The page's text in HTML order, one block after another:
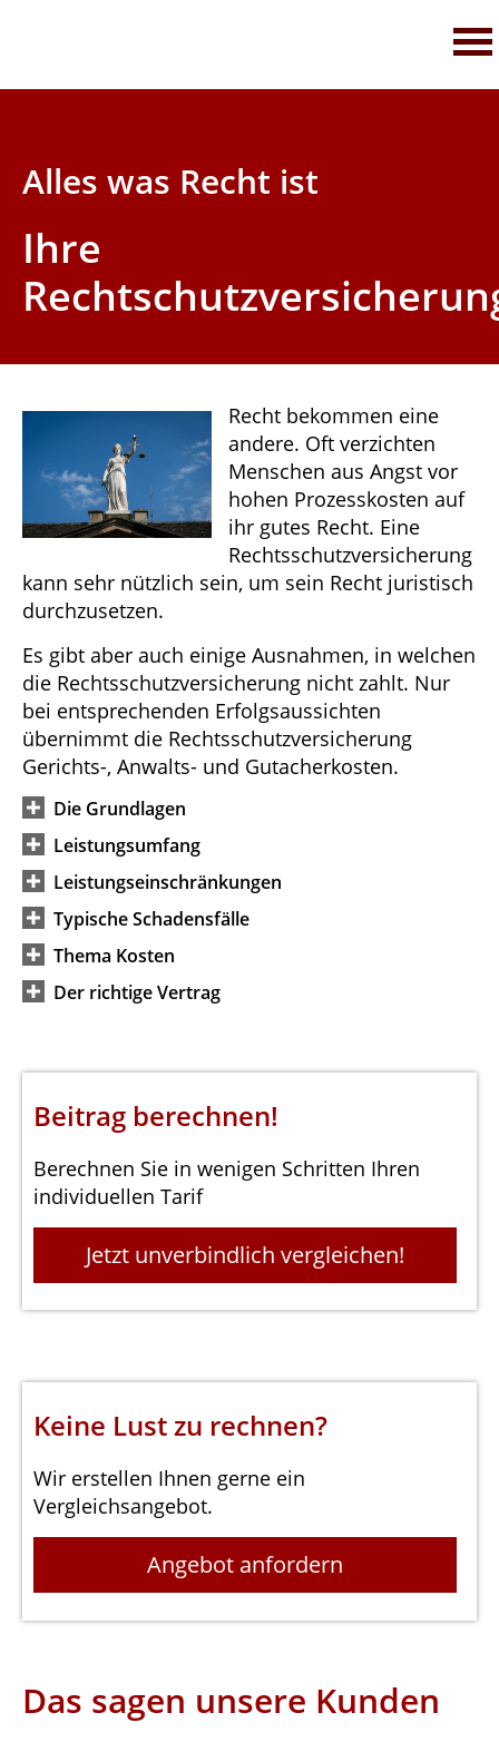
Alles was Recht ist
Ihre
Recht bekommen eine
andere. Oft verzichten
Menschen aus Angst vor
hohen Prozesskosten auf
ihr gutes Recht. Eine
Rechtsschutzversicherung
kann sehr nützlich sein, um sein Recht juristisch
durchzusetzen.
Es gibt aber auch einige Ausnahmen, in welchen
die Rechtsschutzversicherung nicht zahlt. Nur
bei entsprechenden Erfolgsaussichten
übernimmt die Rechtsschutzversicherung
Gerichts-, Anwalts- und Gutacherkosten.
Die Grundlagen
Leistungsumfang
Leistungseinschränkungen
Typische Schadensfälle
Thema Kosten
Der richtige Vertrag
Beitrag berechnen!
Berechnen Sie in wenigen Schritten Ihren
individuellen Tarif
Jetzt unverbindlich vergleichen!
Keine Lust zu rechnen?
Wir erstellen Ihnen gerne ein
Vergleichsangebot.
Angebot anfordern
Das sagen unsere Kunden